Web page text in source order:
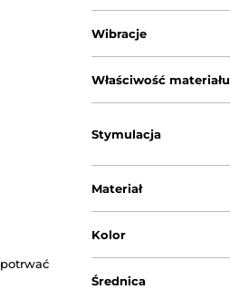
Wibracje
Właściwość materiału
Stymulacja
Materiał
Kolor
Średnica